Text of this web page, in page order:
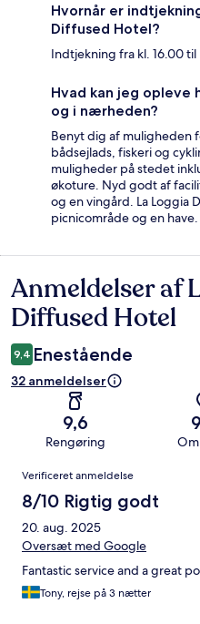
Hvornår er
Diffused Hotel?
Indtjekning fra kl. 16.00 til
Hvad kan jeg opleve
og i nærheden?
Benyt dig af muligheden
bådsejlads, fiskeri og
muligheder på stedet
økoture. Nyd godt af
og en vingård. La Loggia
picnicområde og en have.
Anmeldelser
Anmeldelser af
Diffused Hotel
9,4 Enestående
32 anmeldelser
9,6
Rengøring
Anmeldelser
Verificeret anmeldelse
8/10 Rigtig godt
20. aug. 2025
Oversæt med Google
Fantastic service and a great
Tony, rejse på 3 nætter